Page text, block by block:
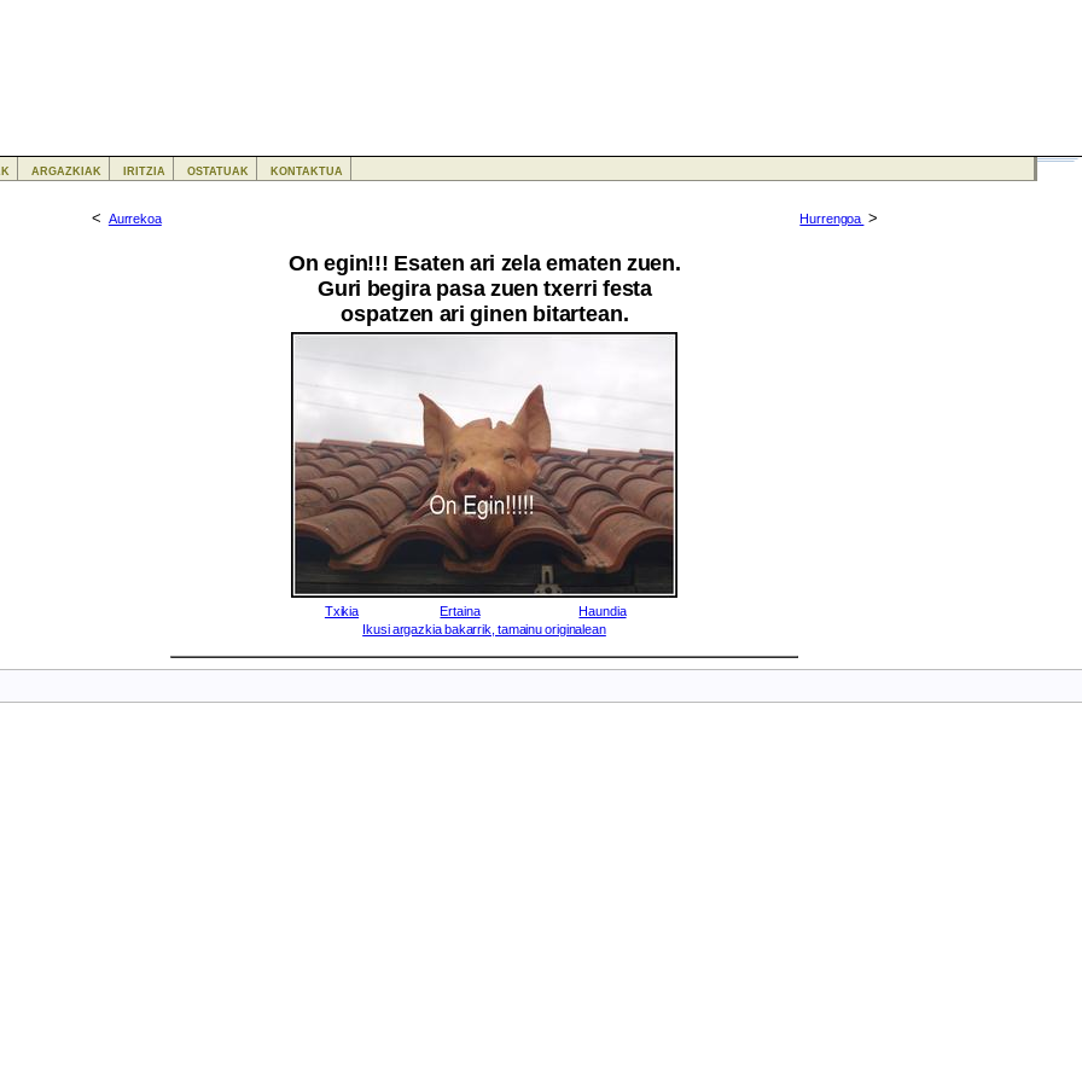
< Aurrekoa
On egin!!! Esaten ari zela ematen zuen.
Guri begira pasa zuen txerri festa
ospatzen ari ginen bitartean.
Hurrengoa >
Txikia Ertaina
Haundia
Ikusi argazkia bakarrik, tamainu originalean
argazkiak iritzia ostatuak kontaktua